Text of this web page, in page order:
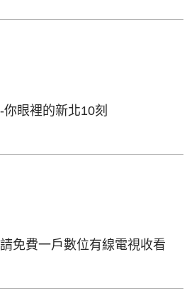
眼裡的新北10刻
免費一戶數位有線電視收看